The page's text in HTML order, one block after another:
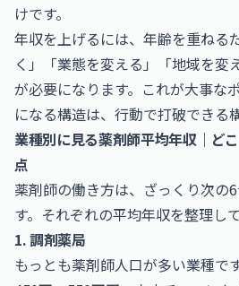
けです。
年収を上げるには、年齢を重ねる
く」「業態を変える」「地域を変
が必要になります。これが大事な
になる構造は、行動で打破できる
業種別に見る薬剤師平均年収｜ど
点
薬剤師の働き方は、ざっくり次の
す。それぞれの平均年収を整理し
1. 調剤薬局
もっとも薬剤師人口が多い業種で